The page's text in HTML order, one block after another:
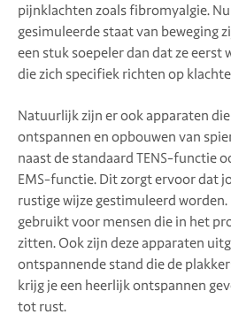
pijnklachten zoals fibromyalgie.
gesimuleerde staat van beweging
een stuk soepeler dan dat ze eerst
die zich specifiek richten op
Natuurlijk zijn er ook apparaten
ontspannen en opbouwen van
naast de standaard TENS-functie
EMS-functie. Dit zorgt ervoor dat
rustige wijze gestimuleerd
gebruikt voor mensen die in het
zitten. Ook zijn deze apparaten
ontspannende stand die de
krijg je een heerlijk ontspannen
tot rust.